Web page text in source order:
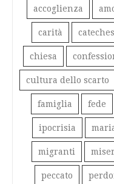
accoglienza
carità
chiesa
cultura dello scarto
famiglia fede
ipocrisia
migranti
peccato